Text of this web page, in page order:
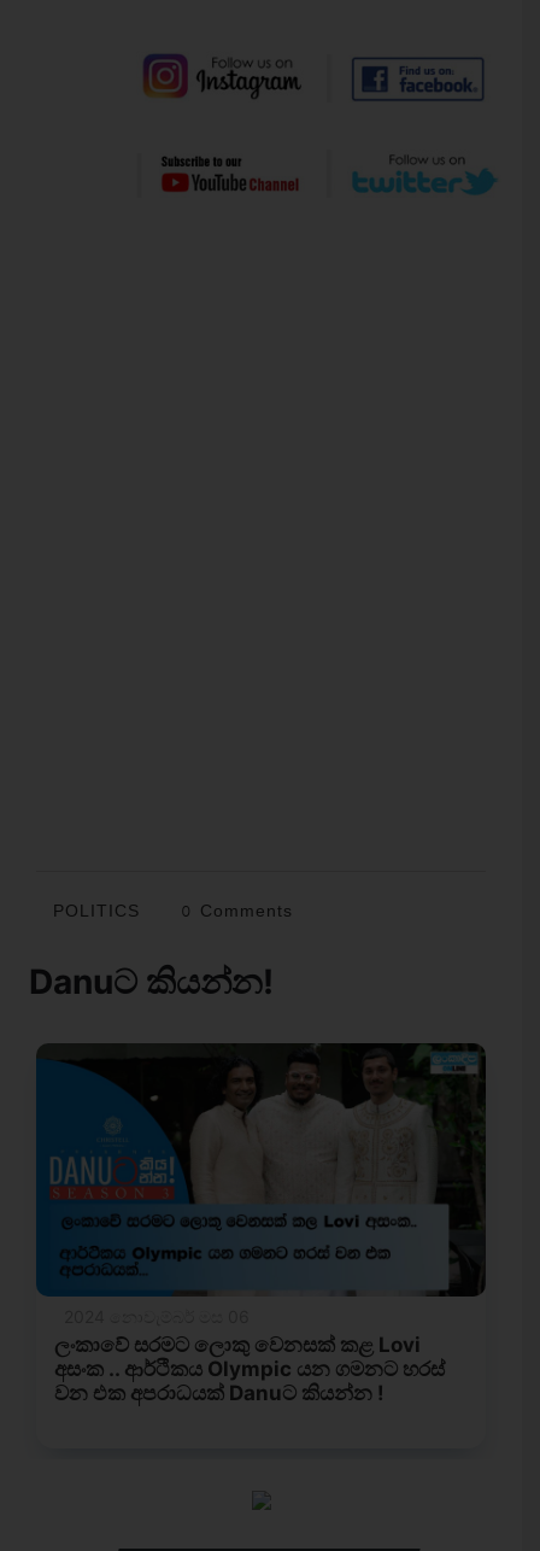
POLITICS 0 Comments